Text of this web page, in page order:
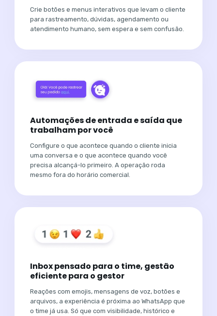
Crie botões e menus interativos que levam o cliente
para rastreamento, dúvidas, agendamento ou
atendimento humano, sem espera e sem confusão.
Automações de entrada e saída que
trabalham por você
Configure o que acontece quando o cliente inicia
uma conversa e o que acontece quando você
precisa alcançá-lo primeiro. A operação roda
mesmo fora do horário comercial.
Inbox pensado para o time, gestão
eficiente para o gestor
Reações com emojis, mensagens de voz, botões e
arquivos, a experiência é próxima ao WhatsApp que
o time já usa. Só que com visibilidade, histórico e